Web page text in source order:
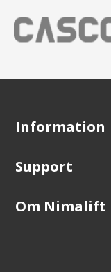
Information
Support
Om Nimalift